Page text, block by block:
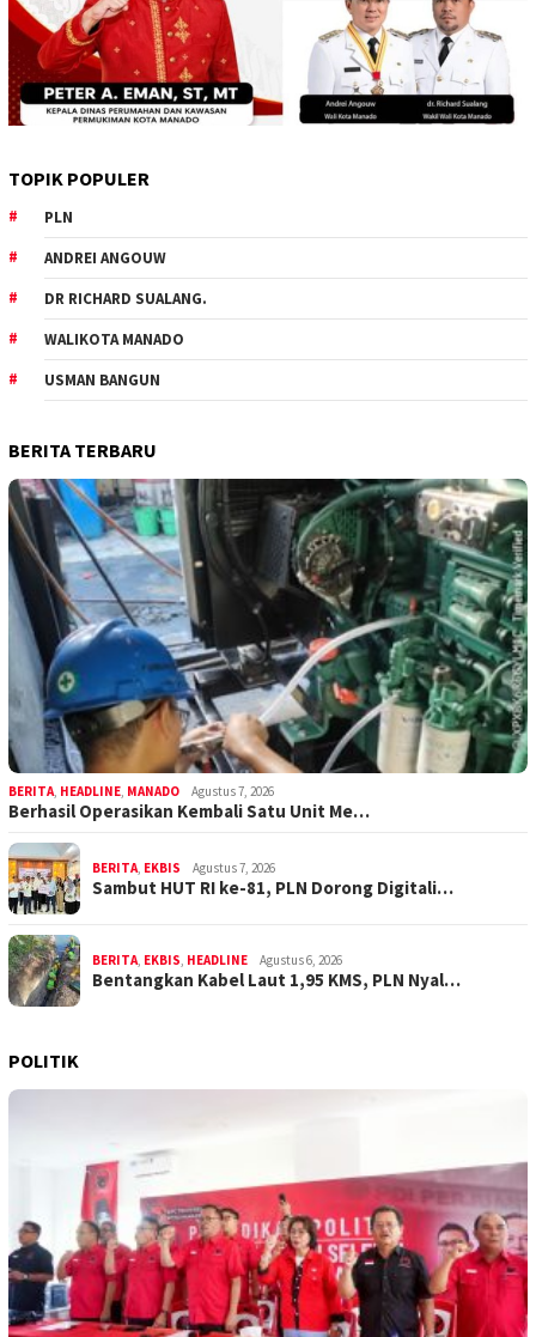
TOPIK POPULER
PLN
ANDREI ANGOUW
DR RICHARD SUALANG.
WALIKOTA MANADO
USMAN BANGUN
BERITA TERBARU
BERITA, HEADLINE, MANADO Agustus 7, 2026
Berhasil Operasikan Kembali Satu Unit Me…
BERITA, EKBIS Agustus 7, 2026
Sambut HUT RI ke-81, PLN Dorong Digitali…
BERITA, EKBIS, HEADLINE Agustus 6, 2026
Bentangkan Kabel Laut 1,95 KMS, PLN Nyal…
POLITIK